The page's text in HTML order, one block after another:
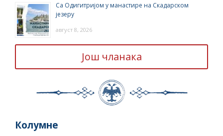
Са Одигитријом у манастире на Скадарском
језеру
август 8, 2026
Још чланака
Колумне